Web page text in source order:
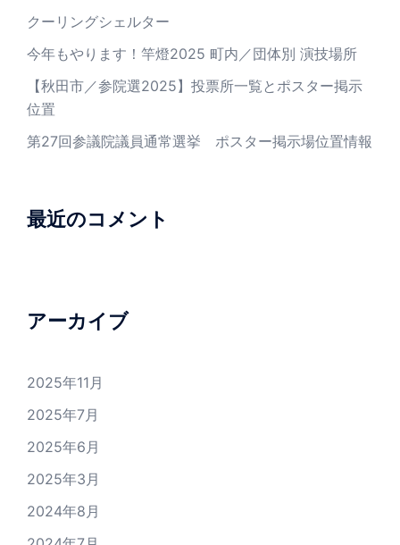
クーリングシェルター
今年もやります！竿燈2025 町内／団体別 演技場所
【秋田市／参院選2025】投票所一覧とポスター掲示
位置
第27回参議院議員通常選挙 ポスター掲示場位置情報
最近のコメント
アーカイブ
2025年11月
2025年7月
2025年6月
2025年3月
2024年8月